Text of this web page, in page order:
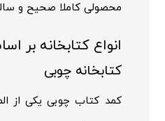
محصولی کاملا صحیح و
انواع کتابخانه بر
کتابخانه چوبی
کمد کتاب چوبی یکی از